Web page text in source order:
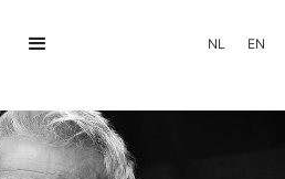
NL EN